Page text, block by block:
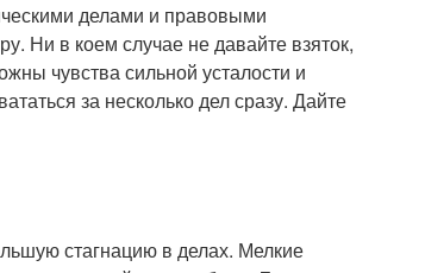
делами и правовыми
Ни в коем случае не давайте взяток,
чувства сильной усталости и
за несколько дел сразу. Дайте
стагнацию в делах. Мелкие